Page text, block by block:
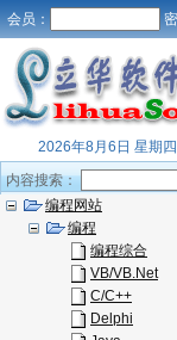
会员：
2026年8月6日 星期四
内容搜索：
编程网站
编程
编程综合
VB/VB.Net
C/C++
Delphi